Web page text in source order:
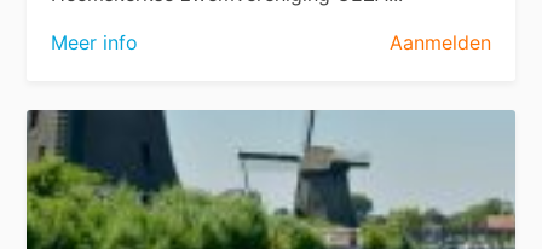
Meer info
Aanmelden